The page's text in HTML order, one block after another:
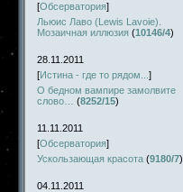
[Обсерватория]
Льюис Лаво (Lewis Lavoie).
Мозаичная иллюзия (10146/4)
28.11.2011
[Истина - где то рядом... ]
О бедном вампире замолвите
слово…
(8252/15)
11.11.2011
[Обсерватория]
Ускользающая красота (9180/7)
04.11.2011